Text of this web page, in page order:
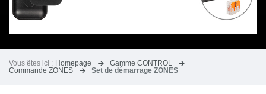
Vous êtes ici : Homepage
Gamme CONTROL
Commande ZONES
Set de démarrage ZONES